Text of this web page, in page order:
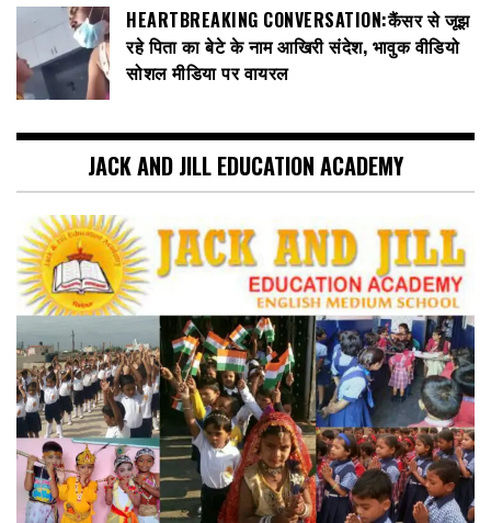
HEARTBREAKING CONVERSATION:कैंसर से जूझ
रहे पिता का बेटे के नाम आखिरी संदेश, भावुक वीडियो
सोशल मीडिया पर वायरल
JACK AND JILL EDUCATION ACADEMY